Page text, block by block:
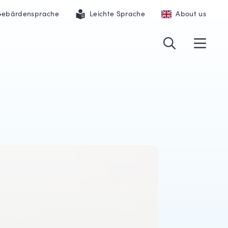
Leichte Sprache About us